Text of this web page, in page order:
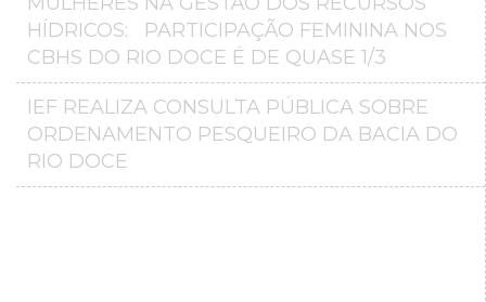
HÍDRICOS: PARTICIPAÇÃO FEMININA NOS
CBHS DO RIO DOCE É DE QUASE 1/3
IEF REALIZA CONSULTA PÚBLICA SOBRE
ORDENAMENTO PESQUEIRO DA BACIA DO
RIO DOCE